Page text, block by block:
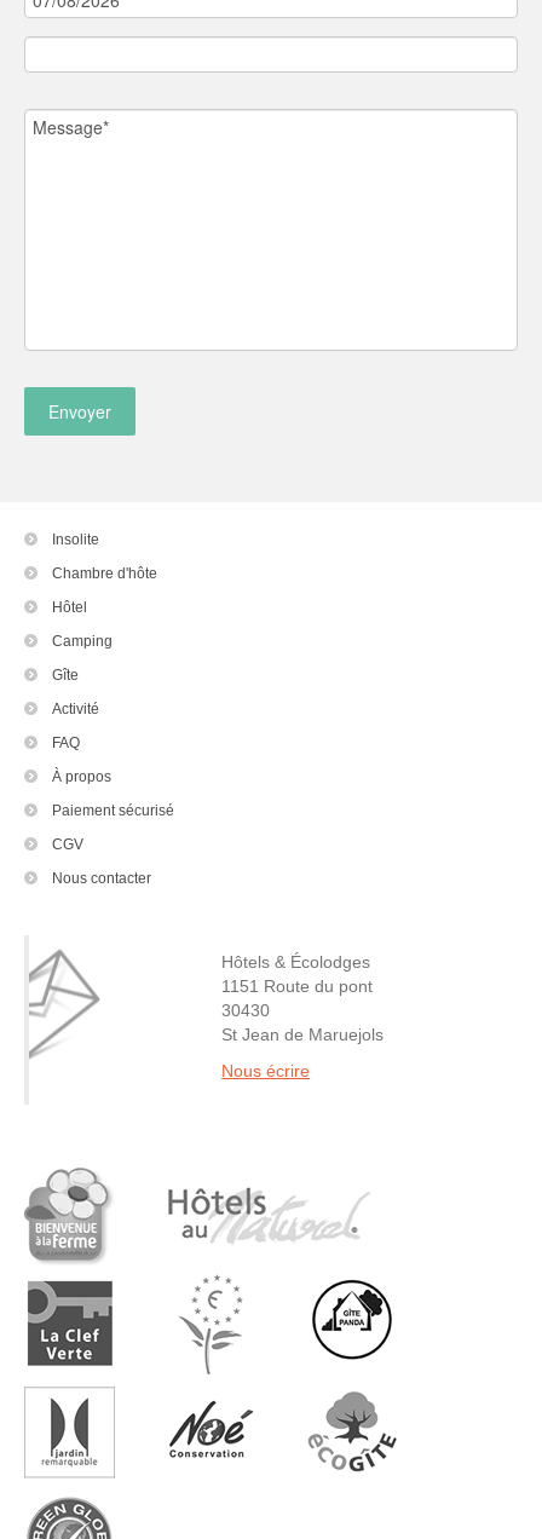
Insolite
Chambre d'hôte
Hôtel
Camping
Gîte
Activité
FAQ
À propos
Paiement sécurisé
CGV
Nous contacter
Hôtels & Écolodges
1151 Route du pont
30430
St Jean de Maruejols
Nous écrire